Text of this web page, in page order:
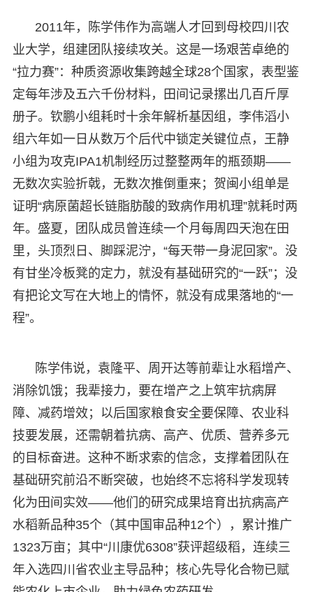
2011年，陈学伟作为高端人才回到母校四川农
业大学，组建团队接续攻关。这是一场艰苦卓绝的
“拉力赛”：种质资源收集跨越全球28个国家，表型鉴
定每年涉及五六千份材料，田间记录摞出几百斤厚
册子。钦鹏小组耗时十余年解析基因组，李伟滔小
组六年如一日从数万个后代中锁定关键位点，王静
小组为攻克IPA1机制经历过整整两年的瓶颈期——
无数次实验折戟，无数次推倒重来；贺闽小组单是
证明“病原菌超长链脂肪酸的致病作用机理”就耗时两
年。盛夏，团队成员曾连续一个月每周四天泡在田
里，头顶烈日、脚踩泥泞，“每天带一身泥回家”。没
有甘坐冷板凳的定力，就没有基础研究的“一跃”；没
有把论文写在大地上的情怀，就没有成果落地的“一
程”。
陈学伟说，袁隆平、周开达等前辈让水稻增产、
消除饥饿；我辈接力，要在增产之上筑牢抗病屏
障、减药增效；以后国家粮食安全要保障、农业科
技要发展，还需朝着抗病、高产、优质、营养多元
的目标奋进。这种不断求索的信念，支撑着团队在
基础研究前沿不断突破，也始终不忘将科学发现转
化为田间实效——他们的研究成果培育出抗病高产
水稻新品种35个（其中国审品种12个），累计推广
1323万亩；其中“川康优6308”获评超级稻，连续三
年入选四川省农业主导品种；核心先导化合物已赋